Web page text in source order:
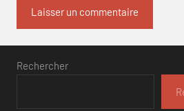
Rechercher